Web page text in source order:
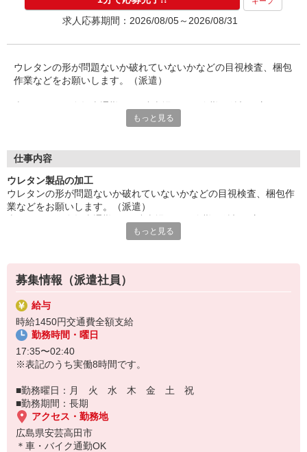
求人応募期間：2026/08/05～2026/08/31
ウレタンの形が問題ないか破れていないかなどの目視検査、梱包
作業などをお願いします。（派遣）
ススメ。未経験の方もお気軽にご相談ください。
■お友達紹介キャンペーン！デジタルギフト3000円分プレゼント
『テクノ・サービス』は、派遣業界大手スタッフサービスグルー
プです。
全国にあるお仕事の中から、一人ひとりのスキルや希望条件に応
じたお仕事をご案内します。
登録方法は、【オンライン】【電話】【登録会来場】の3つから
選べます♪
★★履歴書・証明写真は不要！★★
また、ご登録済の方はお仕事の紹介がスムーズです。
ご応募お待ちしています。
もっと見る
仕事内容
ウレタン製品の加工
ウレタンの形が問題ないか破れていないかなどの目視検査、梱包作
業などをお願いします。（派遣）
メ。未経験の方もお気軽にご相談ください。
もっと見る
募集情報（派遣社員）
給与
時給1450円交通費全額支給
勤務時間・曜日
17:35〜02:40
※表記のうち実働8時間です。
■勤務曜日：月 火 水 木 金 土 祝
■勤務期間：長期
アクセス・勤務地
広島県安芸高田市
＊車・バイク通勤OK